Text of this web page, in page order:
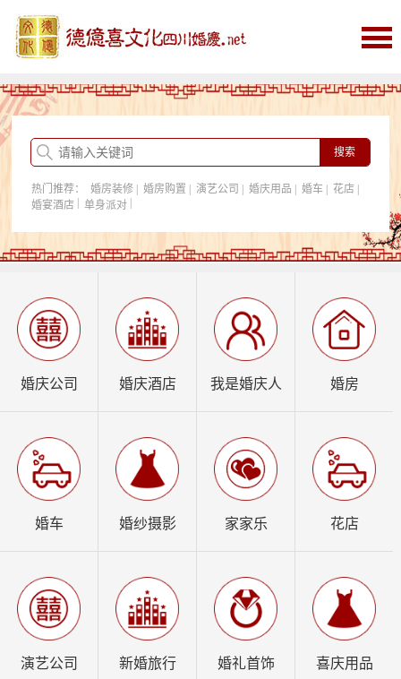
首页
婚庆
婚庆酒店
婚房购置
我是婚庆人
热门推荐： 婚房装修| 婚房购置 演艺公司 婚庆用品 婚车| 花店|
婚宴酒店| 单身派对|
婚庆公司 婚庆酒店 我是婚庆人 婚房
婚车 婚纱摄影 家家乐 花店
演艺公司 新婚旅行 婚礼首饰 喜庆用品